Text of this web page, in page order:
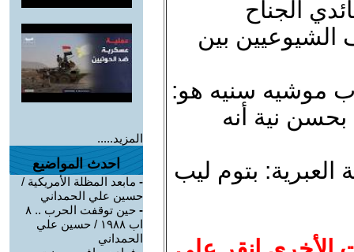
الجناح
الشيوعيين بين
موشيه سنيه هو:
نية أنه
العبرية: بتوم ليب
المزيد.....
احدث المواضيع
- مابعد المظلة الأمريكية /
حسين علي الحمداني
-
حين توقفت الحرب .. ٨
اب ١٩٨٨ / حسين علي
الحمداني